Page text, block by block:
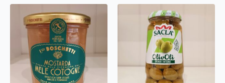
mennyiség
mennyiség